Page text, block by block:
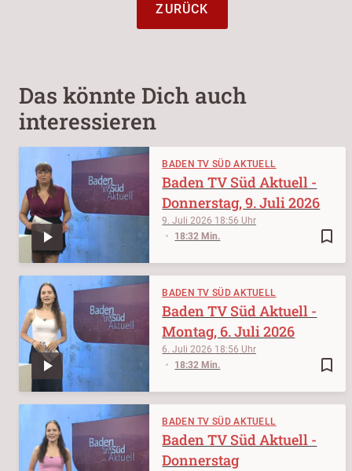
ZURÜCK
Das könnte Dich auch
interessieren
BADEN TV SÜD AKTUELL
bookmark_border
9. Juli 2026 18:56
18:32 Min.
Baden TV Süd Aktuell -
Donnerstag, 9. Juli 2026
BADEN TV SÜD AKTUELL
bookmark_border
6. Juli 2026 18:56
18:32 Min.
Baden TV Süd Aktuell -
Montag, 6. Juli 2026
BADEN TV SÜD AKTUELL
Baden TV Süd Aktuell -
Donnerstag